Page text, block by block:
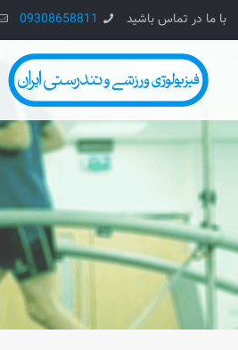
با ما در تماس باشید 09308658811